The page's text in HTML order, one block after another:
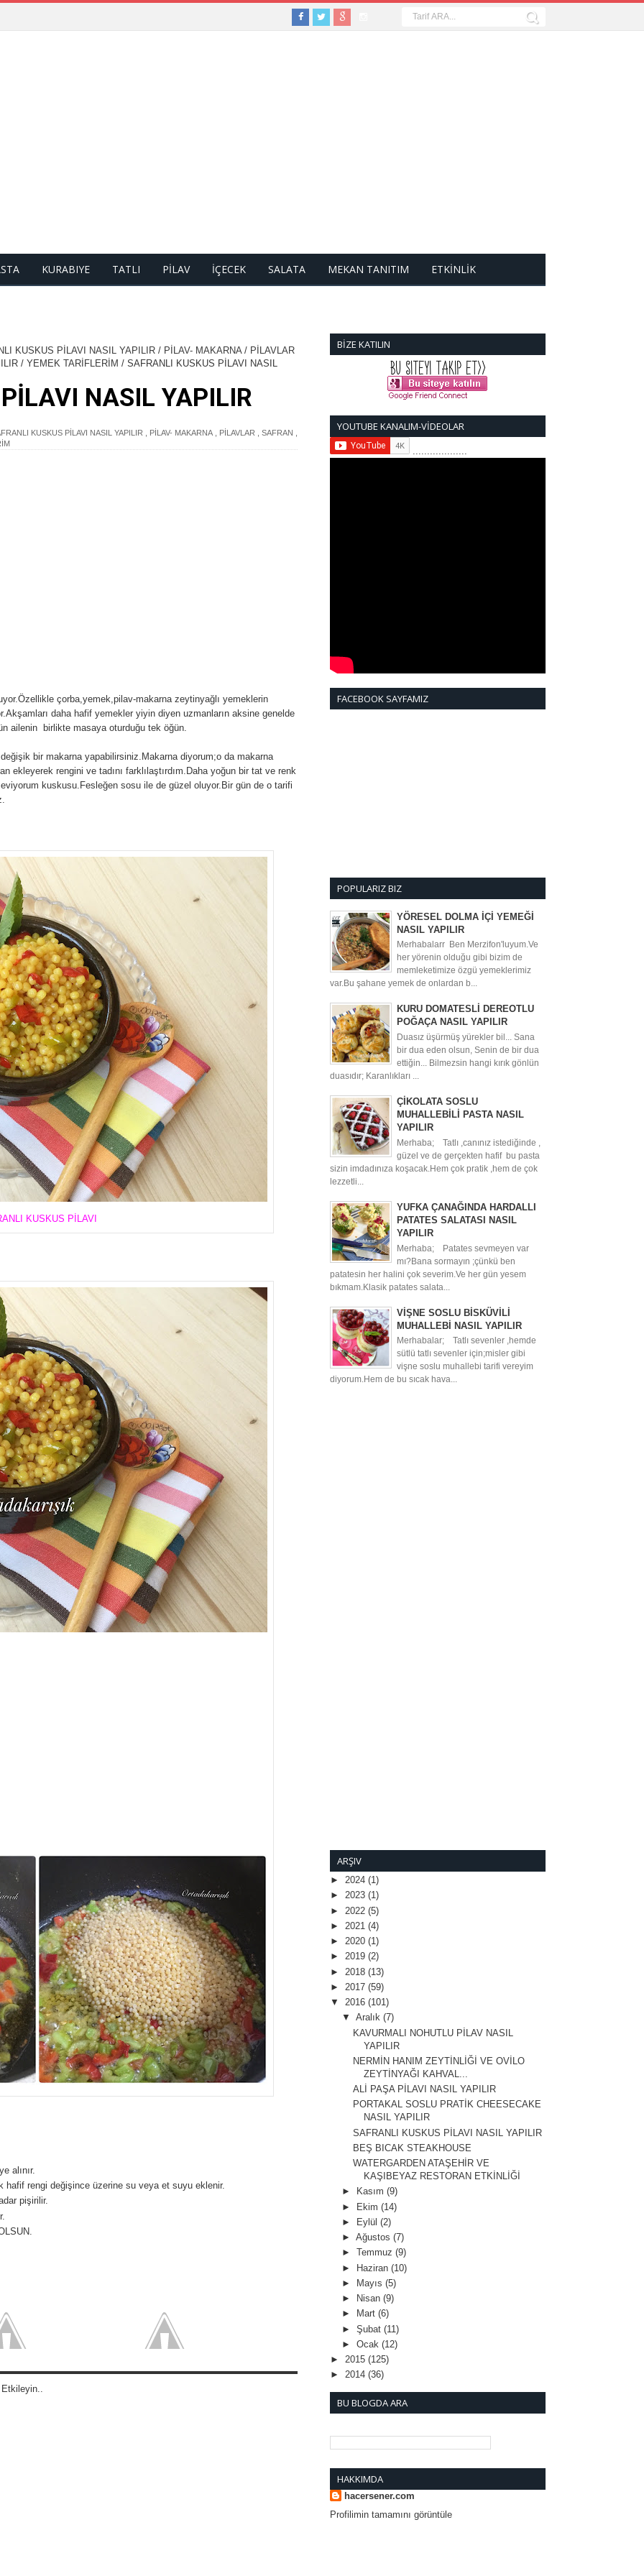
KURABIYE TATLI PİLAV İÇECEK SALATA MEKAN TANITIM ETKİNLİK
KUSKUS PİLAVI NASIL YAPILIR / PİLAV- MAKARNA / PİLAVLAR
/ YEMEK TARİFLERİM / SAFRANLI KUSKUS PİLAVI NASIL
NASIL YAPILIR
KUSKUS PİLAVI NASIL YAPILIR PİLAV- MAKARNA PİLAVLAR SAFRAN
çorba,yemek,pilav-makarna zeytinyağlı yemeklerin
daha hafif yemekler yiyin diyen uzmanların aksine genelde
ailenin birlikte masaya oturduğu tek öğün.
bir makarna yapabilirsiniz.Makarna diyorum;o da makarna
ekleyerek rengini ve tadını farklılaştırdım.Daha yoğun bir tat ve renk
kuskusu.Fesleğen sosu ile de güzel oluyor.Bir gün de o tarifi
KUSKUS PİLAVI
alınır.
rengi değişince üzerine su veya et suyu eklenir.
pişirilir.
BİZE KATILIN
YOUTUBE KANALIM-VİDEOLAR
...................
FACEBOOK SAYFAMIZ
POPULARIZ BIZ
YÖRESEL DOLMA İÇİ YEMEĞİ
NASIL YAPILIR
Merhabalarr Ben Merzifon'luyum.Ve
her yörenin olduğu gibi bizim de
memleketimize özgü yemeklerimiz
var.Bu şahane yemek de onlardan b...
KURU DOMATESLİ DEREOTLU
POĞAÇA NASIL YAPILIR
Duasız üşürmüş yürekler bil... Sana
bir dua eden olsun, Senin de bir dua
ettiğin... Bilmezsin hangi kırık gönlün
duasıdır; Karanlıkları ...
ÇİKOLATA SOSLU
MUHALLEBİLİ PASTA NASIL
YAPILIR
Merhaba; Tatlı ,canınız istediğinde ,
güzel ve de gerçekten hafif bu pasta
sizin imdadınıza koşacak.Hem çok pratik ,hem de çok
lezzetli...
YUFKA ÇANAĞINDA HARDALLI
PATATES SALATASI NASIL
YAPILIR
Merhaba; Patates sevmeyen var
mı?Bana sormayın ;çünkü ben
patatesin her halini çok severim.Ve her gün yesem
bıkmam.Klasik patates salata...
VİŞNE SOSLU BİSKÜVİLİ
MUHALLEBİ NASIL YAPILIR
Merhabalar; Tatlı sevenler ,hemde
sütlü tatlı sevenler için;misler gibi
vişne soslu muhallebi tarifi vereyim
diyorum.Hem de bu sıcak hava...
ARŞIV
► 2024 (1)
► 2023 (1)
► 2022 (5)
► 2021 (4)
► 2020 (1)
► 2019 (2)
► 2018 (13)
► 2017 (59)
▼ 2016 (101)
▼ Aralık (7)
KAVURMALI NOHUTLU PİLAV NASIL
YAPILIR
NERMİN HANIM ZEYTİNLİĞİ VE OVİLO
ZEYTİNYAĞI KAHVAL...
ALİ PAŞA PİLAVI NASIL YAPILIR
PORTAKAL SOSLU PRATİK CHEESECAKE
NASIL YAPILIR
SAFRANLI KUSKUS PİLAVI NASIL YAPILIR
BEŞ BICAK STEAKHOUSE
WATERGARDEN ATAŞEHİR VE
KAŞIBEYAZ RESTORAN ETKİNLİĞİ
►
Kasım (9)
► Ekim (14)
►
Eylül (2)
► Ağustos (7)
► Temmuz (9)
► Haziran (10)
►
Mayıs (5)
►
Nisan (9)
►
Mart (6)
► Şubat (11)
► Ocak (12)
► 2015 (125)
► 2014 (36)
BU BLOGDA ARA
HAKKIMDA
hacersener.com
Profilimin tamamını görüntüle